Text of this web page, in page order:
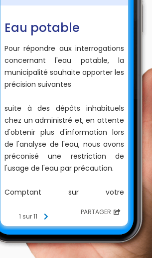
Eau potable
Pour répondre aux interrogations
concernant l'eau potable, la
municipalité souhaite apporter les
précision suivantes
suite à des dépôts inhabituels
chez un administré et, en attente
d'obtenir plus d'information lors
de l'analyse de l'eau, nous avons
préconisé une restriction de
l'usage de l'eau par précaution.
Comptant sur votre
Le Maire
Sébastien SEEL
1 sur 11 PARTAGER